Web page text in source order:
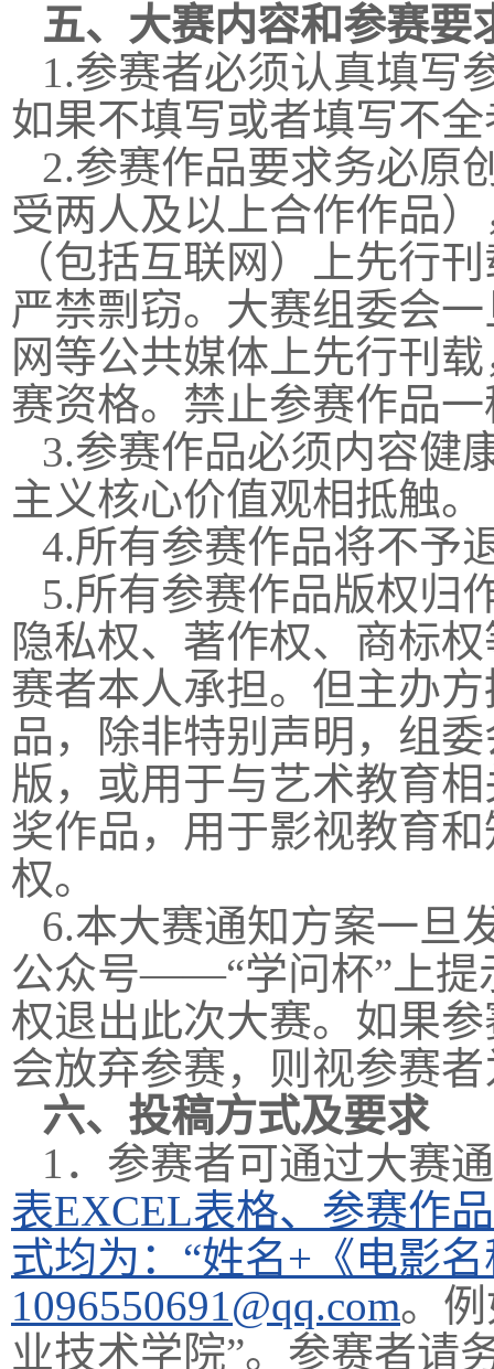
五、大赛内容和参赛要
1.参赛者必须认真填写
如果不填写或者填写不
2.参赛作品要求务必原
受两人及以上合作作品
（包括互联网）上先行
严禁剽窃。大赛组委会
网等公共媒体上先行刊
赛资格。禁止参赛作品
3.参赛作品必须内容健
主义核心价值观相抵触。
4.所有参赛作品将不予
5.所有参赛作品版权归
隐私权、著作权、商标
赛者本人承担。但主办
品，除非特别声明，组
版，或用于与艺术教育
奖作品，用于影视教育
权。
6.本大赛通知方案一旦
公众号——“学问杯”上提
权退出此次大赛。如果
会放弃参赛，则视参赛
六、投稿方式及要求
1．参赛者可通过大赛
表EXCEL表格、参赛作
式均为：“姓名+《电影
1096550691@qq.com。
业技术学院”。参赛者请